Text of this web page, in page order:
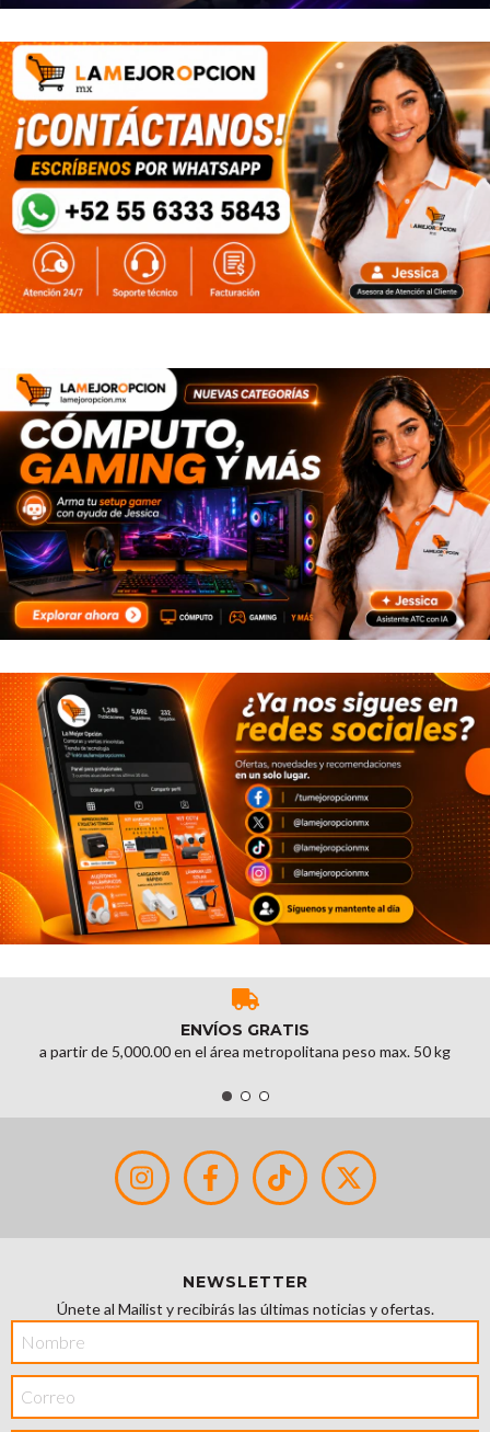
ENVÍOS GRATIS
a partir de 5,000.00 en el área metropolitana peso max. 50 kg
NEWSLETTER
Únete al Mailist y recibirás las últimas noticias y ofertas.